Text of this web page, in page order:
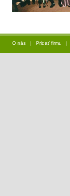
O nás | Pridať firmu |